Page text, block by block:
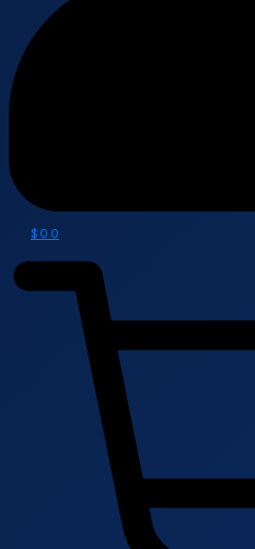
$ 0 0